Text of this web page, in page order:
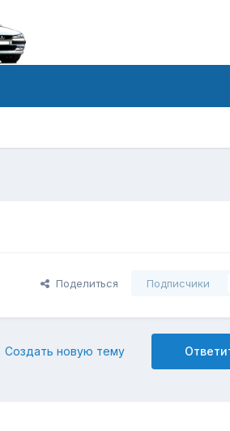
Поделиться Подписчики
Создать новую тему